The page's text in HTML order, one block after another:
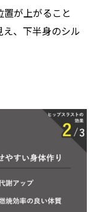
が上がること
、下半身のシル